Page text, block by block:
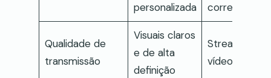
personalizada
Qualidade de
transmissão
Visuais claros
e de alta
definição
Streaming de
vídeo suave